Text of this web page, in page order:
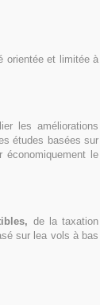
orientée et limitée à
les améliorations
études basées sur
économiquement le
de la taxation
sur lea vols à bas